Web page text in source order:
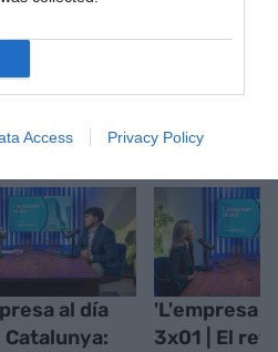
Access Privacy Policy
al día
Catalunya:
'L'empresa
3x01 | El